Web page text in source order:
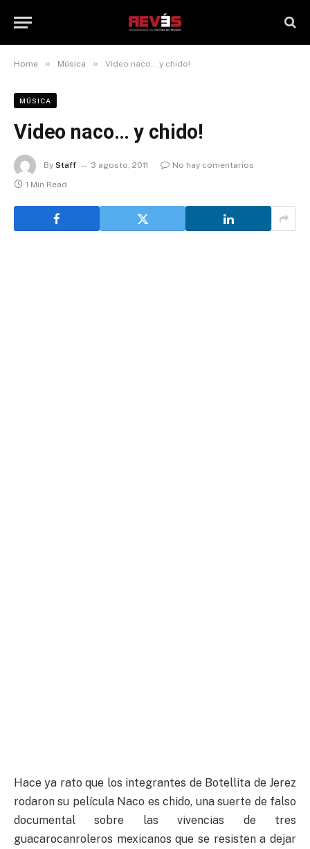
Home » Música » Video naco… y chido!
MÚSICA
Video naco… y chido!
By Staff 3 agosto, 2011
No hay comentarios
1 Min Read
Hace ya rato que los integrantes de Botellita de Jerez
rodaron su película Naco es chido, una suerte de falso
documental sobre las vivencias de tres
guacarocanroleros mexicanos que se resisten a dejar